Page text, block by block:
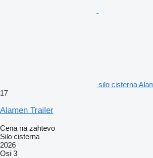
silo cisterna
17
Alamen Trailer
Cena na zahtevo
Silo cisterna
2026
Osi 3